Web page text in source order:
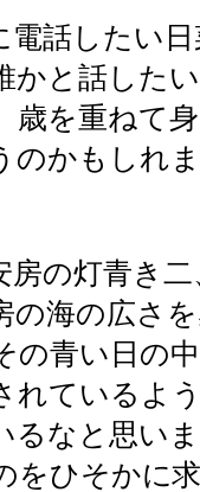
電話したい
かと話した
歳を重ねて
のかもしれ
房の灯青き
の海の広さ
の青い日の
れているよ
るなと思い
をひそかに